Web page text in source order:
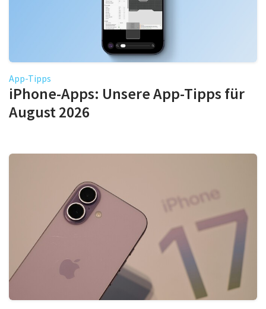
App-Tipps
iPhone-Apps: Unsere App-Tipps für
August 2026